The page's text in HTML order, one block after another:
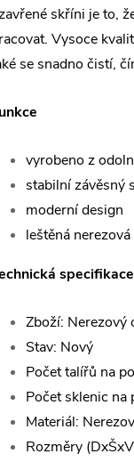
skříni je to,
Vysoce
se snadno čistí,
vyrobeno z
stabilní závěsný
moderní design
leštěná
specifikace
Zboží: Nerezový
Stav: Nový
Počet talířů na
Počet sklenic na
Materiál:
Rozměry